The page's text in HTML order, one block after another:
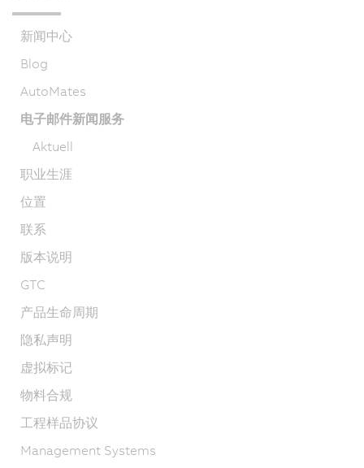
新闻中心
Blog
AutoMates
电子邮件新闻服务
Aktuell
职业生涯
位置
联系
版本说明
GTC
产品生命周期
隐私声明
虚拟标记
物料合规
工程样品协议
Management Systems